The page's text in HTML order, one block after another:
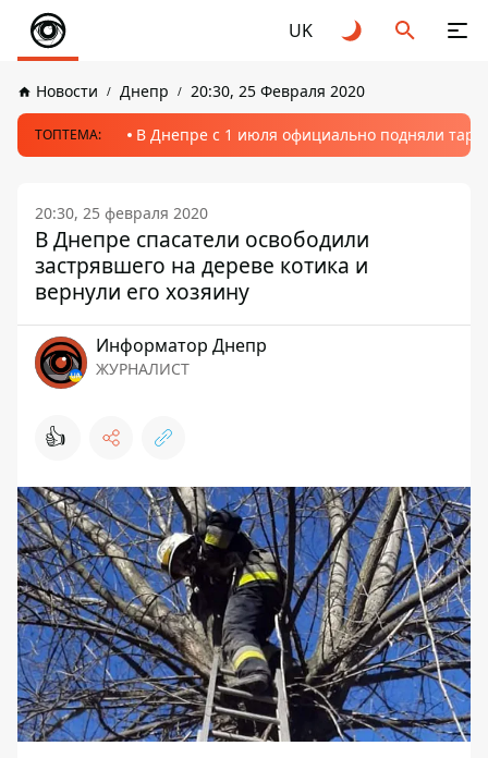
UK
Новости Днепр 20:30, 25 Февраля 2020
ТОПТЕМА: В Днепре с 1 июля официально подняли
20:30, 25 февраля 2020
В Днепре спасатели освободили
застрявшего на дереве котика и
вернули его хозяину
Информатор Днепр
ЖУРНАЛИСТ
👍